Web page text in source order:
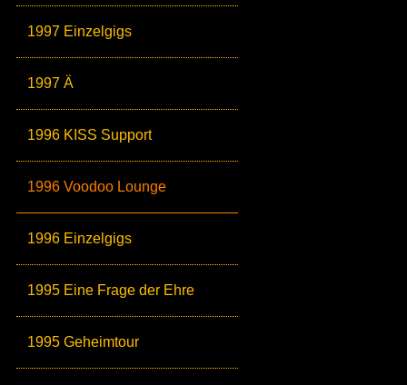
1997 Einzelgigs
1997 Ä
1996 KISS Support
1996 Voodoo Lounge
1996 Einzelgigs
1995 Eine Frage der Ehre
1995 Geheimtour